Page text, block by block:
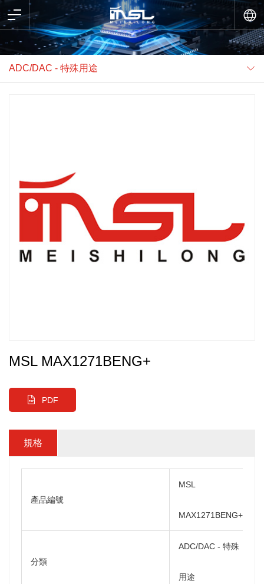
ADC/DAC - 特殊用途
MSL MAX1271BENG+
PDF
規格
產品編號
MSL
MAX1271BENG+
分類
ADC/DAC - 特殊
用途